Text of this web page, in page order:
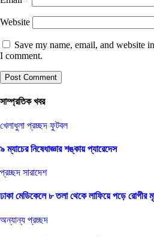
Website
Save my name, email, and website
I comment.
সাম্প্রতিক খবর
খেলাধুলা প্রচ্ছদ ফুটবল
৯ ম্যাচের নিষেধাজ্ঞার শঙ্কায় প্যারেদেস
প্রচ্ছদ সারাদেশ
ঢাকা মেডিকেলে ৮ তলা থেকে লাফিয়ে পড়ে রোগীর
অন্যান্য প্রচ্ছদ